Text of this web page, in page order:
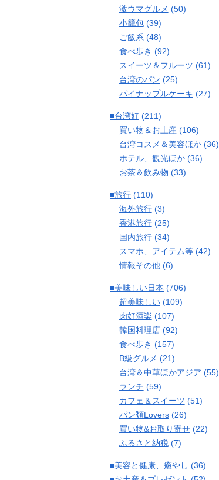
激ウマグルメ (50)
小籠包(39)
ご飯系 (48)
食べ歩き (92)
スイーツ＆フルーツ (61)
台湾のパン (25)
パイナップルケーキ (27)
■台湾好 (211)
買い物＆お土産(106)
台湾コスメ＆美容ほか(36)
ホテル、観光ほか(36)
お茶＆飲み物 (33)
■旅行 (110)
海外旅行(3)
香港旅行(25)
国内旅行(34)
スマホ、アイテム等(42)
情報その他(6)
■美味しい日本 (706)
超美味しい(109)
肉好酒楽 (107)
韓国料理店(92)
食べ歩き (157)
B級グルメ (21)
台湾＆中華ほかアジア (55)
ランチ (59)
カフェ＆スイーツ (51)
パン類Lovers(26)
買い物&お取り寄せ(22)
ふるさと納税(7)
■美容と健康、癒やし (36)